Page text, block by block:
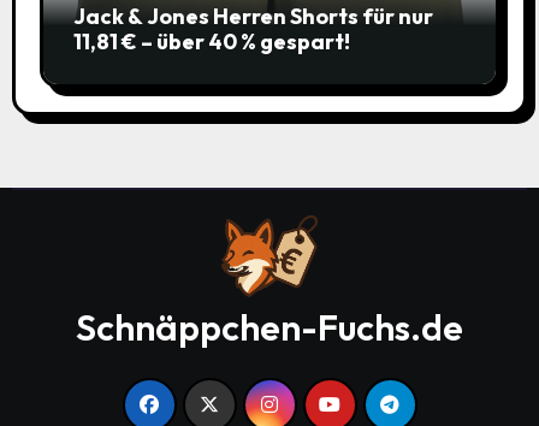
Jack & Jones Herren Shorts für nur
11,81 € – über 40 % gespart!
Schnäppchen-Fuchs.de